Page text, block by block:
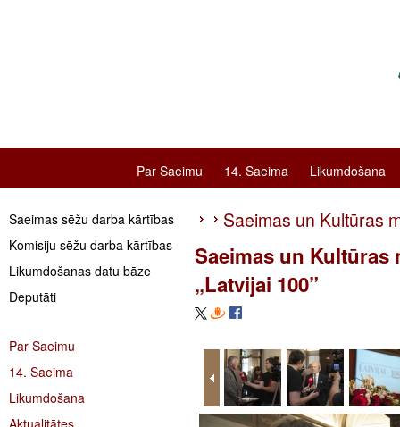
Par Saeimu 14. Saeima Likumdošana
Saeimas sēžu darba kārtības
Komisiju sēžu darba kārtības
Likumdošanas datu bāze
Deputāti
Par Saeimu
14. Saeima
Likumdošana
Aktualitātes
Saeimas un Kultūras
Saeimas un
„Latvijai 100”